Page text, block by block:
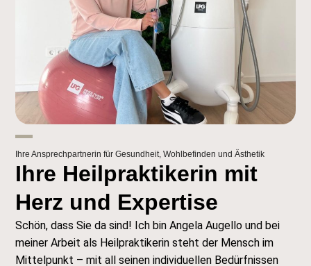
Ihre Ansprechpartnerin für Gesundheit, Wohlbefinden und Ästhetik
Ihre Heilpraktikerin mit
Herz und Expertise
Schön, dass Sie da sind! Ich bin Angela Augello und bei
meiner Arbeit als Heilpraktikerin steht der Mensch im
Mittelpunkt – mit all seinen individuellen Bedürfnissen